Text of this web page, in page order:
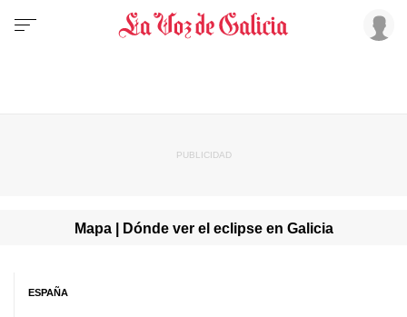
Mapa | Dónde ver el eclipse en Galicia
ESPAÑA